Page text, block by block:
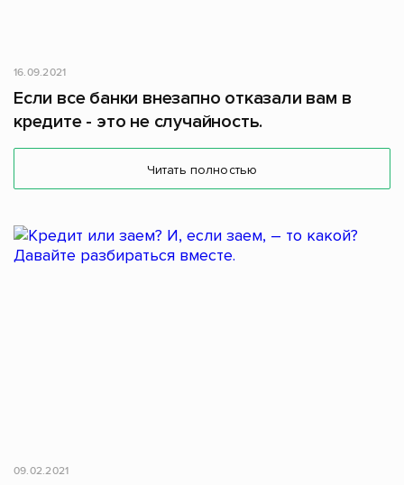
16.09.2021
Если все банки внезапно отказали вам в
кредите - это не случайность.
Читать полностью
09.02.2021